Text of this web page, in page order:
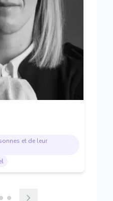
et de leur